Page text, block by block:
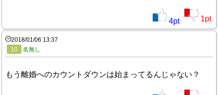
4pt 1pt
2018/01/06 13:37
10
名無し
もう離婚へのカウントダウンは始まってるんじゃない？